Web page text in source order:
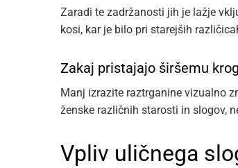
Zaradi te zadržanosti jih je lažje
kosi, kar je bilo pri starejših
Zakaj pristajajo širšemu
Manj izrazite raztrganine vizualno
ženske različnih starosti in slogov,
Vpliv uličnega